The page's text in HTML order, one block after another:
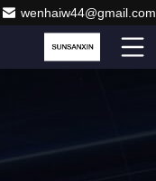
wenhaiw44@gmail.com